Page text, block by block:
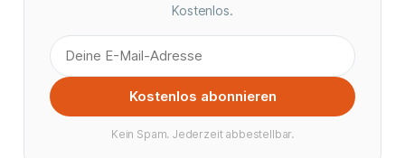
Kostenlos.
Kostenlos abonnieren
Kein Spam. Jederzeit abbestellbar.